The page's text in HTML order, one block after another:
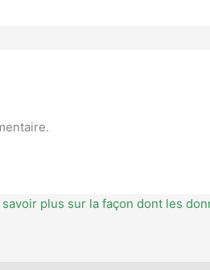
savoir plus sur la façon dont les